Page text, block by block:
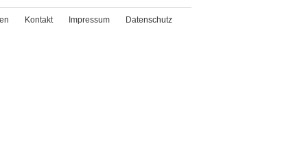
Kontakt Impressum Datenschutz